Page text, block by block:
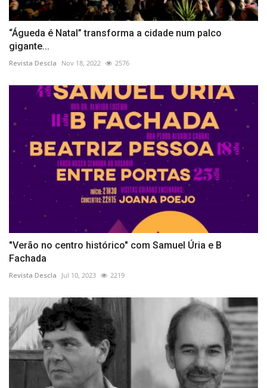
“Águeda é Natal” transforma a cidade num palco
gigante...
Revista Descla Nov 18, 2022 2576
"Verão no centro histórico" com Samuel Úria e B
Fachada
Revista Descla Jul 10, 2023 2219